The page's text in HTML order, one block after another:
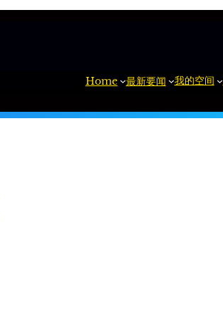
Home 最新要闻 我的空间